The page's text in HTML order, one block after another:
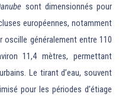
sont dimensionnés pour
européennes, notamment
oscille généralement entre 110
11,4 mètres, permettant
Le tirant d’eau, souvent
pour les périodes d’étiage